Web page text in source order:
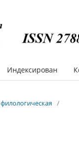
Индексирован
/